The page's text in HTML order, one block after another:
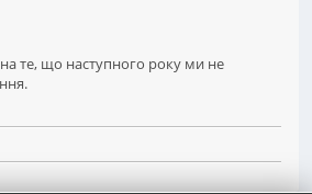
те, що наступного року ми не